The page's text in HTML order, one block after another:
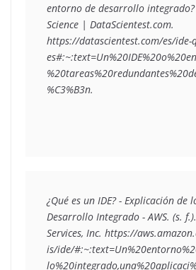
entorno de desarrollo
Science | DataScientest.com.
https://datascientest.com/es/ide-
%C3%B3n.
¿Qué es un IDE? - Explicación de
Desarrollo Integrado - AWS. (s.
Services, Inc. https://
is/ide/